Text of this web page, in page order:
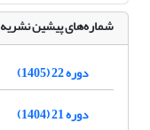
شماره‌های پیشین نشریه
دوره 22 (1405)
دوره 21 (1404)